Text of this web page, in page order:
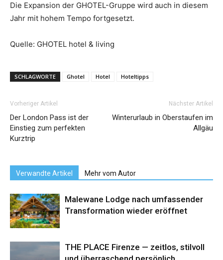
Die Expansion der GHOTEL-Gruppe wird auch in diesem
Jahr mit hohem Tempo fortgesetzt.
Quelle: GHOTEL hotel & living
SCHLAGWORTE Ghotel Hotel Hoteltipps
Vorheriger Artikel
Der London Pass ist der
Einstieg zum perfekten
Kurztrip
Nächster Artikel
Winterurlaub in Oberstaufen im
Allgäu
Verwandte Artikel Mehr vom Autor
Malewane Lodge nach umfassender
Transformation wieder eröffnet
THE PLACE Firenze — zeitlos, stilvoll